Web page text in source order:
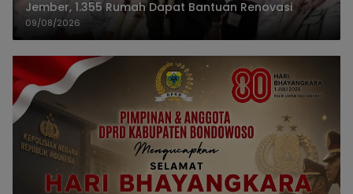
Jember, 1.355 Rumah Dapat Bantuan Renovasi
09/08/2026